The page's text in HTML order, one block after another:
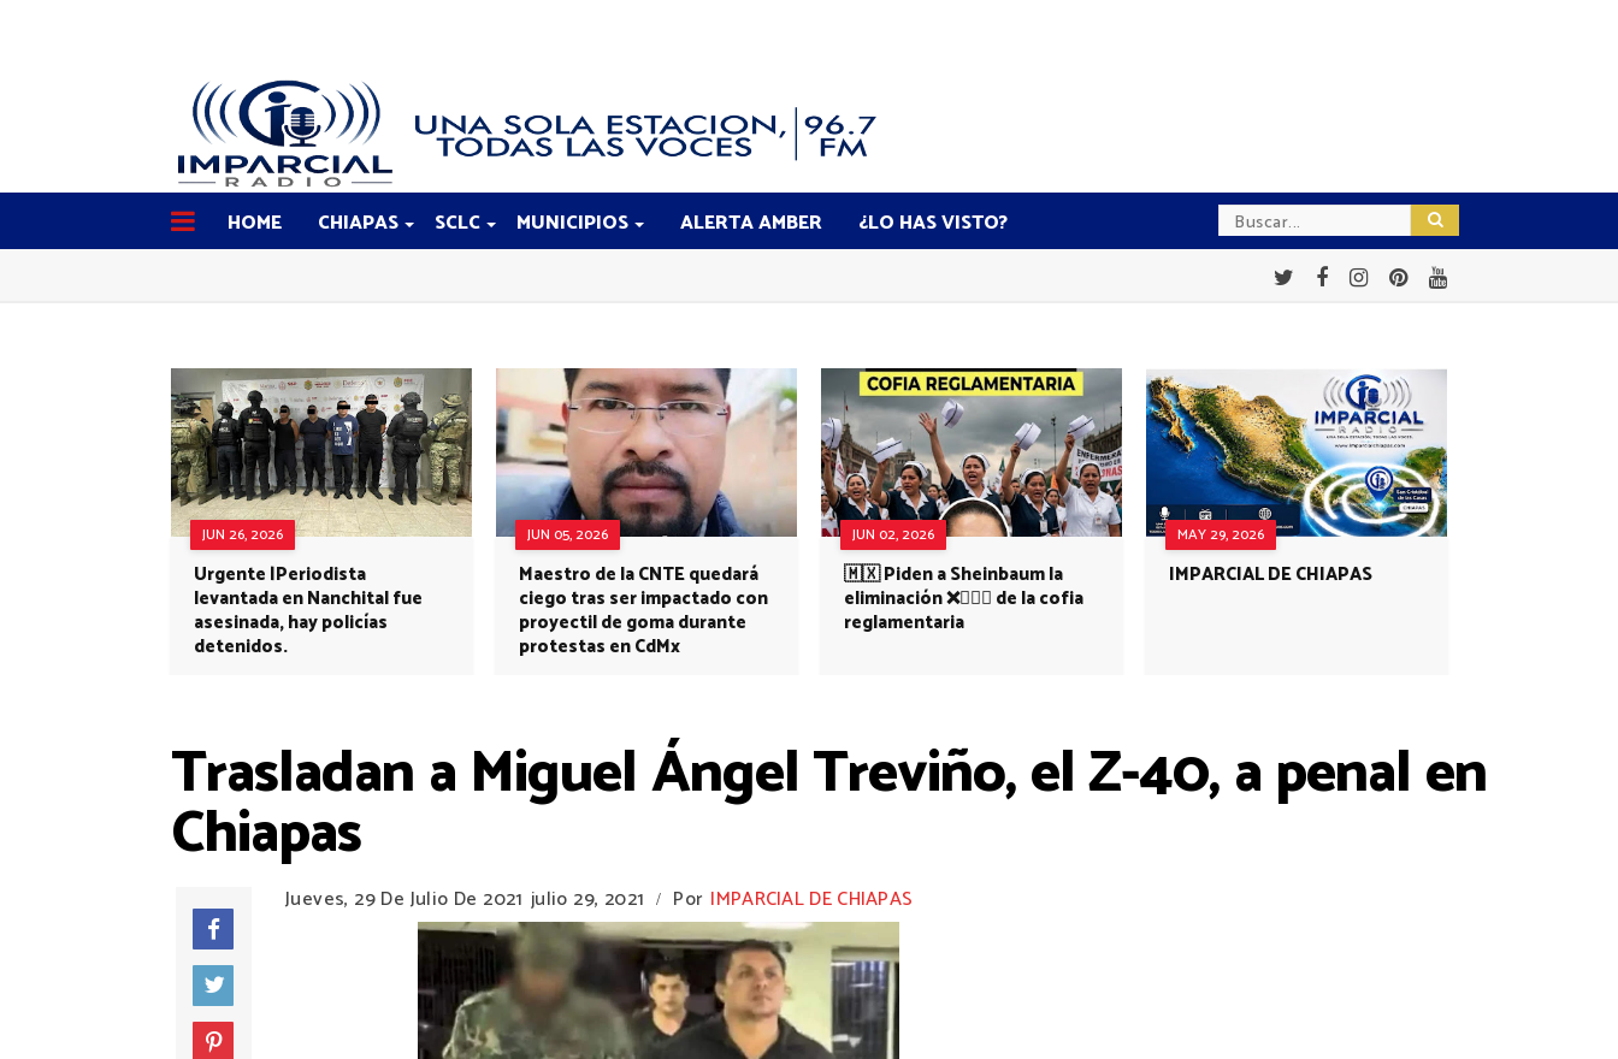
HOME CHIAPAS SCLC MUNICIPIOS ALERTA AMBER ¿LO HAS VISTO?
JUN 26, 2026
Urgente |Periodista
levantada en Nanchital fue
asesinada, hay policías
detenidos.
JUN 05, 2026
Maestro de la CNTE quedará
ciego tras ser impactado con
proyectil de goma durante
protestas en CdMx
JUN 02, 2026
🇲🇽 Piden a Sheinbaum la
eliminación ❌👩🏻‍⚕️ de la cofia
reglamentaria
MAY 29, 2026
IMPARCIAL DE CHIAPAS
Trasladan a Miguel Ángel Treviño, el Z-40, a penal en
Chiapas
Jueves, 29 De Julio De 2021 julio 29, 2021 / Por IMPARCIAL DE CHIAPAS